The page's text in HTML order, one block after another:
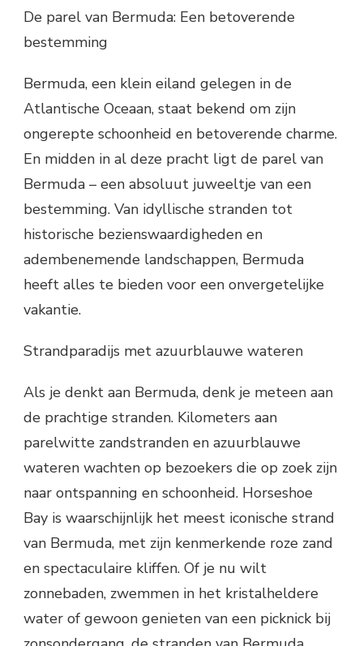
De parel van Bermuda: Een betoverende
bestemming
Bermuda, een klein eiland gelegen in de
Atlantische Oceaan, staat bekend om zijn
ongerepte schoonheid en betoverende charme.
En midden in al deze pracht ligt de parel van
Bermuda – een absoluut juweeltje van een
bestemming. Van idyllische stranden tot
historische bezienswaardigheden en
adembenemende landschappen, Bermuda
heeft alles te bieden voor een onvergetelijke
vakantie.
Strandparadijs met azuurblauwe wateren
Als je denkt aan Bermuda, denk je meteen aan
de prachtige stranden. Kilometers aan
parelwitte zandstranden en azuurblauwe
wateren wachten op bezoekers die op zoek zijn
naar ontspanning en schoonheid. Horseshoe
Bay is waarschijnlijk het meest iconische strand
van Bermuda, met zijn kenmerkende roze zand
en spectaculaire kliffen. Of je nu wilt
zonnebaden, zwemmen in het kristalheldere
water of gewoon genieten van een picknick bij